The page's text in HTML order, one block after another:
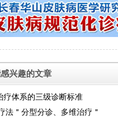
兴趣的文章
疗体系的三级诊断标准
法＂分型分诊、多维治疗＂